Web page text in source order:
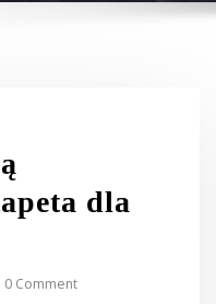
dla
0 Comment